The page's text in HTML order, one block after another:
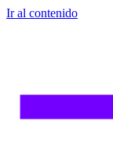
Ir al contenido